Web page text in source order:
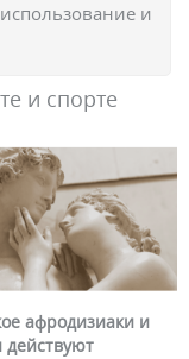
и
и спорте
краснеет лицо
ли это убрать